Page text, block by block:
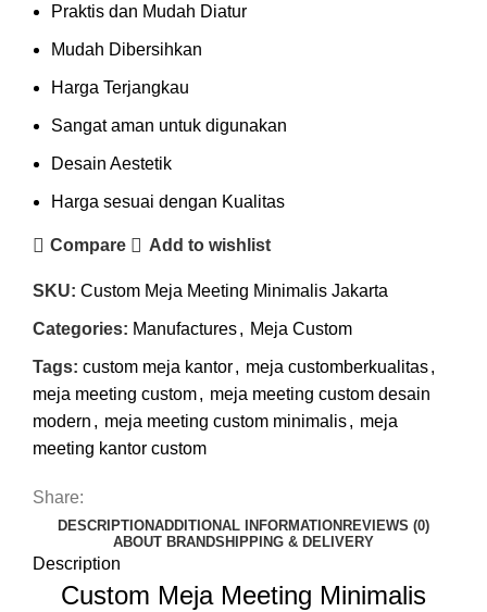
Praktis dan Mudah Diatur
Mudah Dibersihkan
Harga Terjangkau
Sangat aman untuk digunakan
Desain Aestetik
Harga sesuai dengan Kualitas
Compare Add to wishlist
SKU: Custom Meja Meeting Minimalis Jakarta
Categories: Manufactures, Meja Custom
Tags: custom meja kantor, meja customberkualitas,
meja meeting custom, meja meeting custom desain
modern , meja meeting custom minimalis, meja
meeting kantor custom
Share:
DESCRIPTIONADDITIONAL INFORMATION REVIEWS (0)
ABOUT BRANDSHIPPING & DELIVERY
Description
Custom Meja Meeting Minimalis